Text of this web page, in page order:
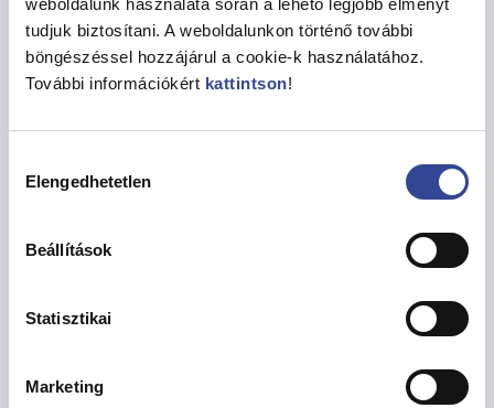
weboldalunk használata során a lehető legjobb élményt
tudjuk biztosítani. A weboldalunkon történő további
böngészéssel hozzájárul a cookie-k használatához.
További információkért kattintson!
kiválasztása
Elengedhetetlen
Beállítások
Statisztikai
Marketing
mentést elősegítő szakfelszerelések és akkumulátoros
meghajtású eszközök, gépek kerültek benne
elhelyezésre.
is számítanak kánikulai forróságra, viharkárokra,
villámárvizekre, valamint a kerületet érintő belvizekre is.